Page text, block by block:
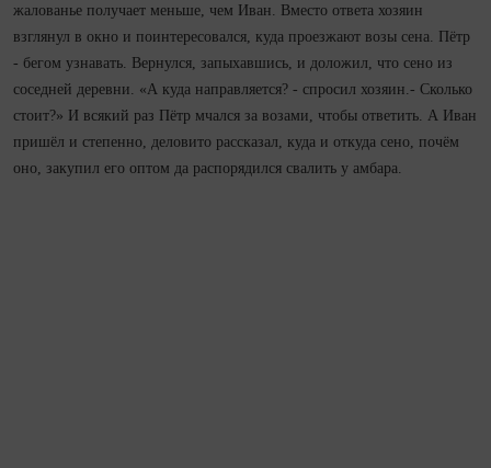
жалованье получает меньше, чем Иван. Вместо ответа хозяин
взглянул в окно и поинтересовался, куда проезжают возы сена. Пётр
- бегом узнавать. Вернулся, запыхавшись, и доложил, что сено из
соседней деревни. «А куда направляется? - спросил хозяин.- Сколько
стоит?» И всякий раз Пётр мчался за возами, чтобы ответить. А Иван
пришёл и степенно, деловито рассказал, куда и откуда сено, почём
оно, закупил его оптом да распорядился свалить у амбара.